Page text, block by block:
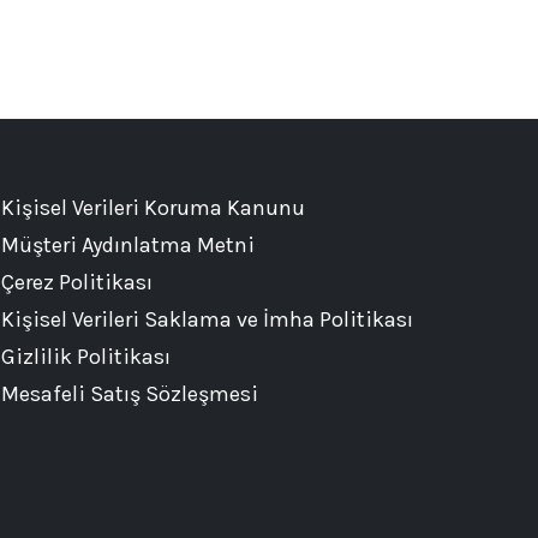
Kişisel Verileri Koruma Kanunu
Müşteri Aydınlatma Metni
Çerez Politikası
Kişisel Verileri Saklama ve İmha Politikası
Gizlilik Politikası
Mesafeli Satış Sözleşmesi